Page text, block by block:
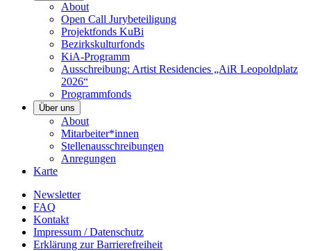
About
Open Call Jurybeteiligung
Projektfonds KuBi
Bezirkskulturfonds
KiA-Programm
Ausschreibung: Artist Residencies „AiR Leopoldplatz
2026“
Programmfonds
Über uns
About
Mitarbeiter*innen
Stellenausschreibungen
Anregungen
Karte
Newsletter
FAQ
Kontakt
Impressum / Datenschutz
Erklärung zur Barrierefreiheit